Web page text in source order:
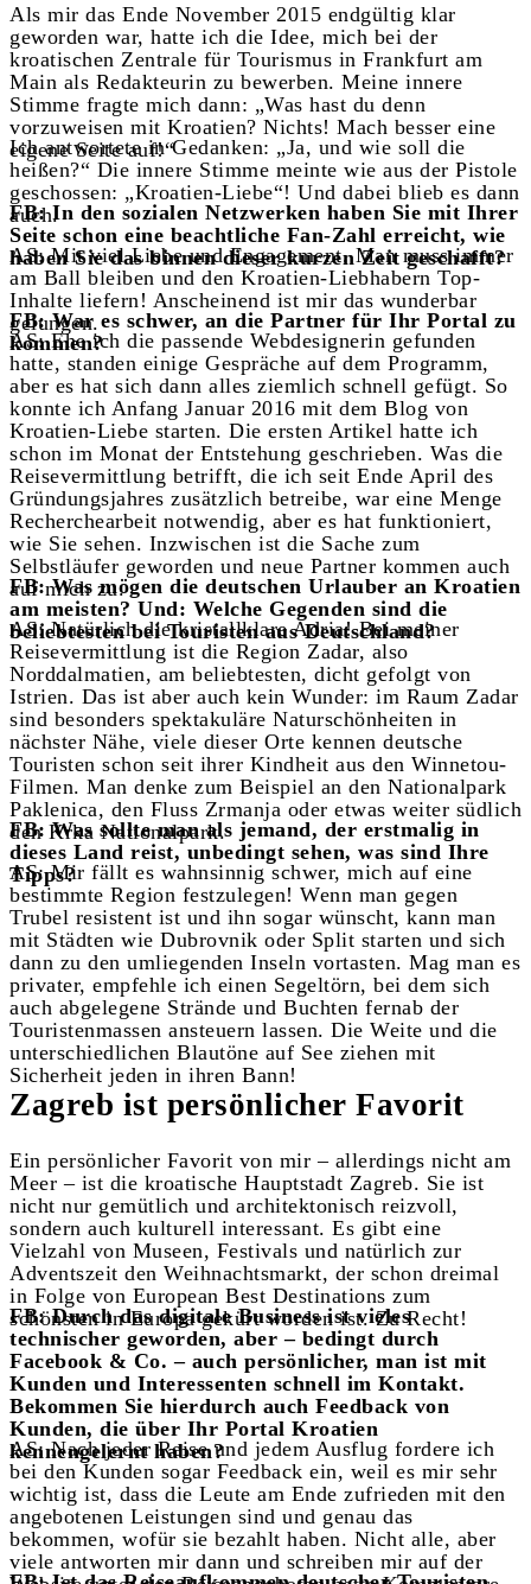
Als mir das Ende November 2015 endgültig klar
geworden war, hatte ich die Idee, mich bei der
kroatischen Zentrale für Tourismus in Frankfurt am
Main als Redakteurin zu bewerben. Meine innere
Stimme fragte mich dann: „Was hast du denn
vorzuweisen mit Kroatien? Nichts! Mach besser eine
eigene Seite auf!“
Ich antwortete in Gedanken: „Ja, und wie soll die
heißen?“ Die innere Stimme meinte wie aus der Pistole
geschossen: „Kroatien-Liebe“! Und dabei blieb es dann
auch.
FB: In den sozialen Netzwerken haben Sie mit Ihrer
Seite schon eine beachtliche Fan-Zahl erreicht, wie
haben Sie das binnen dieser kurzen Zeit geschafft?
AS: Mit viel Liebe und Engagement. Man muss immer
am Ball bleiben und den Kroatien-Liebhabern Top-
Inhalte liefern! Anscheinend ist mir das wunderbar
gelungen.
FB: War es schwer, an die Partner für Ihr Portal zu
kommen?
AS: Ehe ich die passende Webdesignerin gefunden
hatte, standen einige Gespräche auf dem Programm,
aber es hat sich dann alles ziemlich schnell gefügt. So
konnte ich Anfang Januar 2016 mit dem Blog von
Kroatien-Liebe starten. Die ersten Artikel hatte ich
schon im Monat der Entstehung geschrieben. Was die
Reisevermittlung betrifft, die ich seit Ende April des
Gründungsjahres zusätzlich betreibe, war eine Menge
Recherchearbeit notwendig, aber es hat funktioniert,
wie Sie sehen. Inzwischen ist die Sache zum
Selbstläufer geworden und neue Partner kommen auch
auf mich zu.
FB: Was mögen die deutschen Urlauber an Kroatien
am meisten? Und: Welche Gegenden sind die
beliebtesten bei Touristen aus Deutschland?
AS: Natürlich die kristallklare Adria! Bei meiner
Reisevermittlung ist die Region Zadar, also
Norddalmatien, am beliebtesten, dicht gefolgt von
Istrien. Das ist aber auch kein Wunder: im Raum Zadar
sind besonders spektakuläre Naturschönheiten in
nächster Nähe, viele dieser Orte kennen deutsche
Touristen schon seit ihrer Kindheit aus den Winnetou-
Filmen. Man denke zum Beispiel an den Nationalpark
Paklenica, den Fluss Zrmanja oder etwas weiter südlich
den Krka Nationalpark.
FB: Was sollte man als jemand, der erstmalig in
dieses Land reist, unbedingt sehen, was sind Ihre
Tipps?
AS: Mir fällt es wahnsinnig schwer, mich auf eine
bestimmte Region festzulegen! Wenn man gegen
Trubel resistent ist und ihn sogar wünscht, kann man
mit Städten wie Dubrovnik oder Split starten und sich
dann zu den umliegenden Inseln vortasten. Mag man es
privater, empfehle ich einen Segeltörn, bei dem sich
auch abgelegene Strände und Buchten fernab der
Touristenmassen ansteuern lassen. Die Weite und die
unterschiedlichen Blautöne auf See ziehen mit
Sicherheit jeden in ihren Bann!
Zagreb ist persönlicher Favorit
Ein persönlicher Favorit von mir – allerdings nicht am
Meer – ist die kroatische Hauptstadt Zagreb. Sie ist
nicht nur gemütlich und architektonisch reizvoll,
sondern auch kulturell interessant. Es gibt eine
Vielzahl von Museen, Festivals und natürlich zur
Adventszeit den Weihnachtsmarkt, der schon dreimal
in Folge von European Best Destinations zum
schönsten in Europa gekürt worden ist. Zu Recht!
FB: Durch das digitale Business ist vieles
technischer geworden, aber – bedingt durch
Facebook & Co. – auch persönlicher, man ist mit
Kunden und Interessenten schnell im Kontakt.
Bekommen Sie hierdurch auch Feedback von
Kunden, die über Ihr Portal Kroatien
kennengelernt haben?
AS: Nach jeder Reise und jedem Ausflug fordere ich
bei den Kunden sogar Feedback ein, weil es mir sehr
wichtig ist, dass die Leute am Ende zufrieden mit den
angebotenen Leistungen sind und genau das
bekommen, wofür sie bezahlt haben. Nicht alle, aber
viele antworten mir dann und schreiben mir auf der